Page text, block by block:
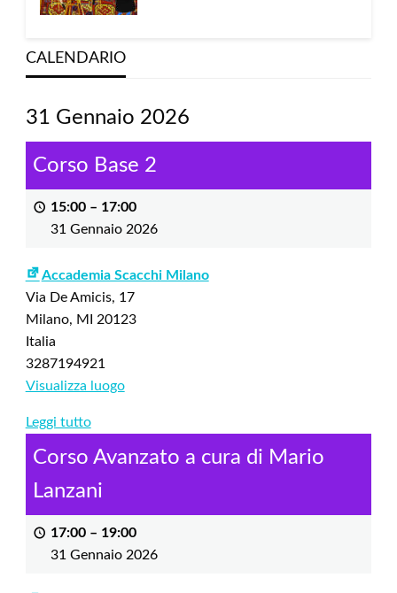
CALENDARIO
31 Gennaio 2026
Corso Base 2
15:00 – 17:00
31 Gennaio 2026
Accademia Scacchi Milano
Via De Amicis, 17
Milano, MI
20123
Italia
3287194921
Visualizza luogo
Leggi tutto
Corso Avanzato a cura di Mario
Lanzani
17:00 – 19:00
31 Gennaio 2026